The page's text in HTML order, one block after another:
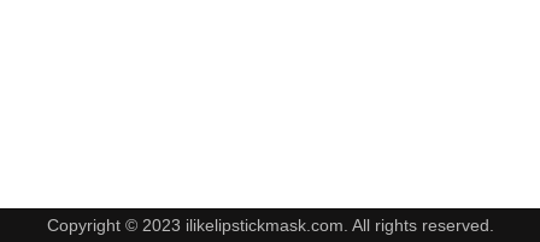
Copyright © 2023 ilikelipstickmask.com. All rights reserved.